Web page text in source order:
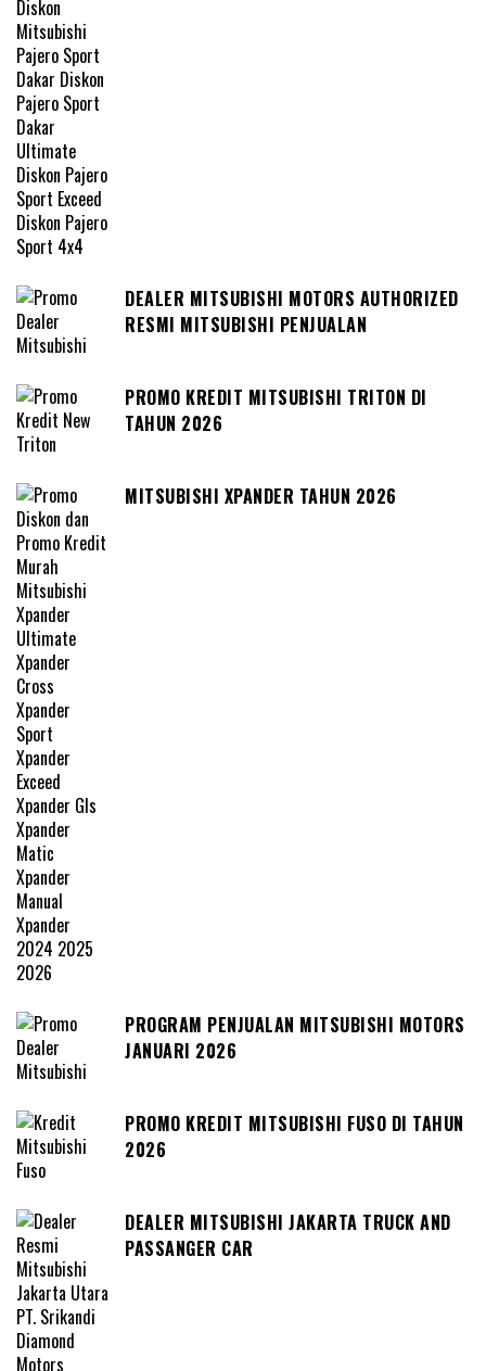
DEALER MITSUBISHI MOTORS AUTHORIZED
RESMI MITSUBISHI PENJUALAN
PROMO KREDIT MITSUBISHI TRITON DI
TAHUN 2026
MITSUBISHI XPANDER TAHUN 2026
PROGRAM PENJUALAN MITSUBISHI MOTORS
JANUARI 2026
PROMO KREDIT MITSUBISHI FUSO DI TAHUN
2026
DEALER MITSUBISHI JAKARTA TRUCK AND
PASSANGER CAR